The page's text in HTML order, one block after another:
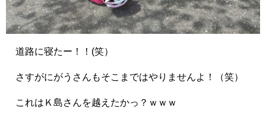
道路に寝たー！！(笑）
さすがにがうさんもそこまではやりませんよ！（笑）
これはＫ島さんを越えたかっ？ｗｗｗ